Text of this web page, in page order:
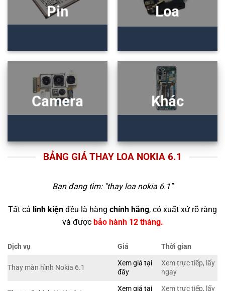
Pin Loa
Camera Khác
BẢNG GIÁ THAY LOA NOKIA 6.1
Bạn đang tìm: "thay loa nokia 6.1"
Tất cả linh kiện đều là hàng chính hãng, có xuất xứ rõ ràng
và được bảo hành 12 tháng.
Dịch vụ Giá Thời gian
Thay màn hình Nokia 6.1
Xem giá tại
đây
Xem trực tiếp, lấy
ngay
Xem giá tại
Xem trực tiếp, lấy